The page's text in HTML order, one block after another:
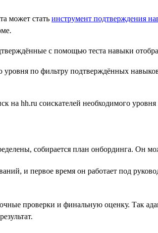
может стать инструмент подтверждения
уровня по фильтру подтверждённых
собирается план онбординга. Он
и первое время он работает под
проверки и финальную оценку. Так